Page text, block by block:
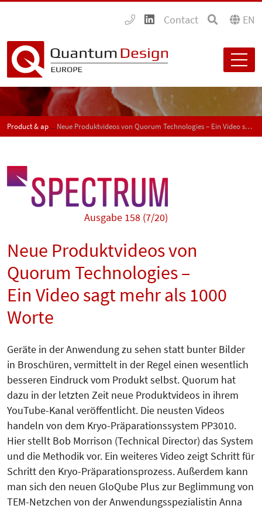
Contact EN
Product & application news - SPECTRUM Neue Produktvideos von Quorum Technologies – Ein Video sagt mehr als 1000 Worte
Ausgabe 158 (7/20)
Neue Produktvideos von
Quorum Technologies –
Ein Video sagt mehr als 1000
Worte
Geräte in der Anwendung zu sehen statt bunter Bilder
in Broschüren, vermittelt in der Regel einen wesentlich
besseren Eindruck vom Produkt selbst. Quorum hat
dazu in der letzten Zeit neue Produktvideos in ihrem
YouTube-Kanal veröffentlicht. Die neusten Videos
handeln von dem Kryo-Präparationssystem PP3010.
Hier stellt Bob Morrison (Technical Director) das System
und die Methodik vor. Ein weiteres Video zeigt Schritt für
Schritt den Kryo-Präparationsprozess. Außerdem kann
man sich den neuen GloQube Plus zur Beglimmung von
TEM-Netzchen von der Anwendungsspezialistin Anna